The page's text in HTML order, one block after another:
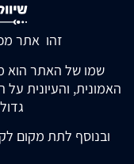
זהו אתר
שמו של האתר הוא
האמונית, והעיונית
ובנוסף לתת מקום